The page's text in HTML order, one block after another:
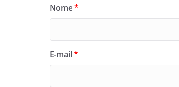
Nome*
E-mail*